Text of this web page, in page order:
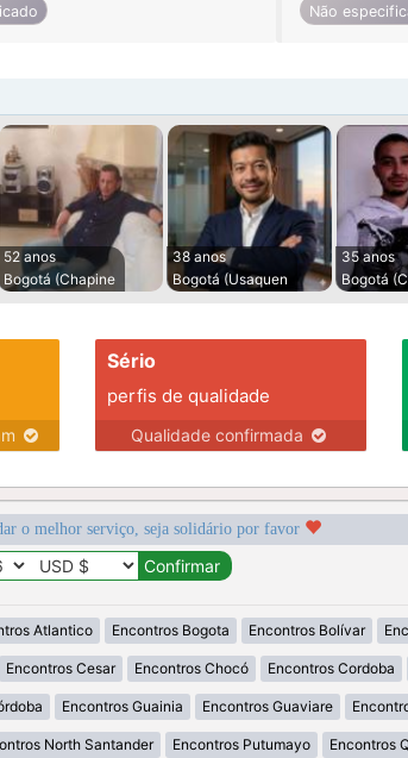
Não
52 anos
Bogotá (Chapine
38 anos
Bogotá (Usaquen
35 anos
Bogotá
Sério
perfis de qualidade
Qualidade confirmada
o melhor serviço, seja solidário por favor
Atlantico Encontros Bogota Encontros Bolívar
Encontros Cesar Encontros Chocó Encontros Cordoba
Encontros Guainia Encontros Guaviare
North Santander Encontros Putumayo Encontros